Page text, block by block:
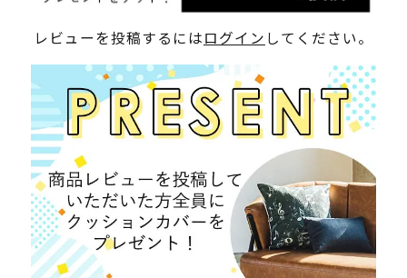
レビューを投稿するにはログイン してください。